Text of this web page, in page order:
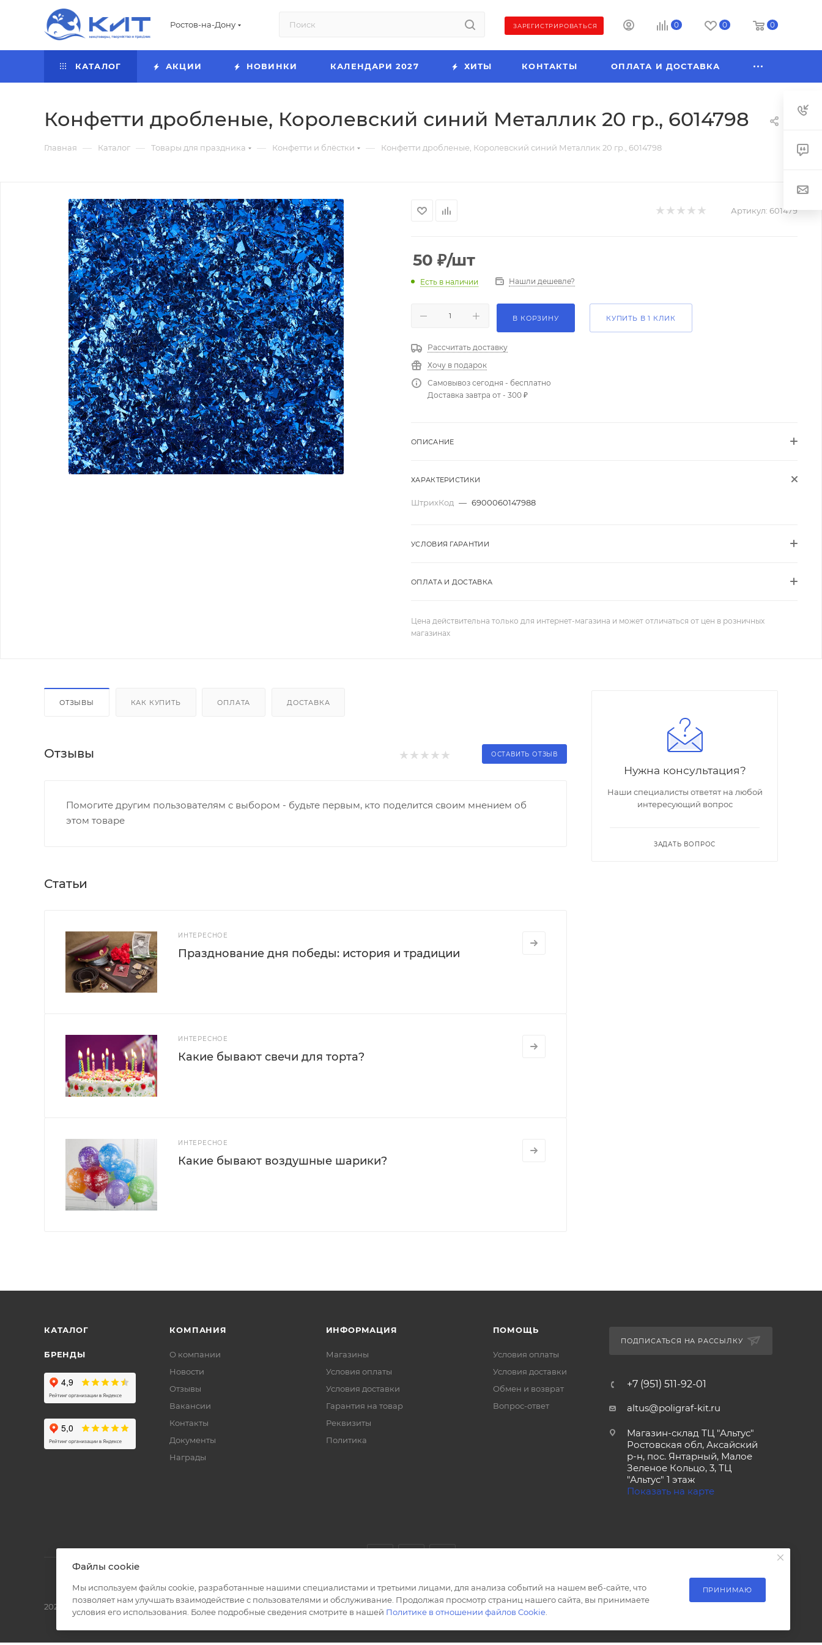
Ростов-на-Дону ЗАРЕГИСТРИРОВАТЬСЯ 0 0 0
КАТАЛОГ АКЦИИ НОВИНКИ КАЛЕНДАРИ 2027 ХИТЫ КОНТАКТЫ ОПЛАТА И ДОСТАВКА
Конфетти дробленые, Королевский синий Металлик 20 гр., 6014798
Главная — Каталог — Товары для праздника — Конфетти и блёстки — Конфетти дробленые, Королевский синий Металлик 20 гр., 6014798
Артикул: 601479
50 ₽/шт
Есть в наличии Нашли дешевле?
В КОРЗИНУ КУПИТЬ В 1 КЛИК
Рассчитать доставку
Хочу в подарок
Самовывоз сегодня - бесплатно
Доставка завтра от - 300 ₽
ОПИСАНИЕ
ХАРАКТЕРИСТИКИ
ШтрихКод — 6900060147988
УСЛОВИЯ ГАРАНТИИ
ОПЛАТА И ДОСТАВКА
Цена действительна только для интернет-магазина и может отличаться от цен в розничных
магазинах
ОТЗЫВЫ КАК КУПИТЬ ОПЛАТА ДОСТАВКА
Отзывы ОСТАВИТЬ ОТЗЫВ
Помогите другим пользователям с выбором - будьте первым, кто поделится своим мнением об
этом товаре
Статьи
ИНТЕРЕСНОЕ
Празднование дня победы: история и традиции
ИНТЕРЕСНОЕ
Какие бывают свечи для торта?
ИНТЕРЕСНОЕ
Какие бывают воздушные шарики?
Нужна консультация?
Наши специалисты ответят на любой
интересующий вопрос
ЗАДАТЬ ВОПРОС
КАТАЛОГ
БРЕНДЫ
КОМПАНИЯ
О компании
Новости
Отзывы
Вакансии
Контакты
Документы
Награды
ИНФОРМАЦИЯ
Магазины
Условия оплаты
Условия доставки
Гарантия на товар
Реквизиты
Политика
ПОМОЩЬ
Условия оплаты
Условия доставки
Обмен и возврат
Вопрос-ответ
ПОДПИСАТЬСЯ НА РАССЫЛКУ
+7 (951) 511-92-01
altus@poligraf-kit.ru
Магазин-склад ТЦ "Альтус"
Ростовская обл, Аксайский
р-н, пос. Янтарный, Малое
Зеленое Кольцо, 3, ТЦ
"Альтус" 1 этаж
Показать на карте
2026 © Полиграф кит - интернет-магазин
Файлы cookie
Мы используем файлы cookie, разработанные нашими специалистами и третьими лицами, для анализа событий на нашем веб-сайте, что
позволяет нам улучшать взаимодействие с пользователями и обслуживание. Продолжая просмотр страниц нашего сайта, вы принимаете
условия его использования. Более подробные сведения смотрите в нашей Политике в отношении файлов Cookie
ПРИНИМАЮ